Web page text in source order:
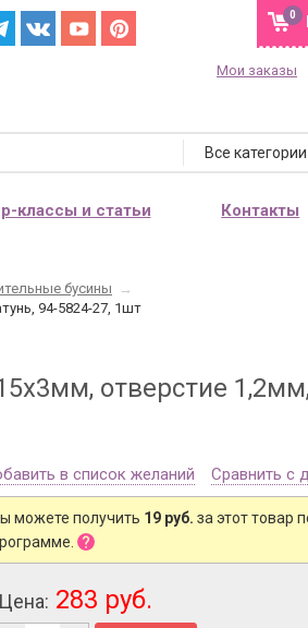
0
Мои заказы
Все категории
классы и статьи Контакты
бусины
→
94-5824-27, 1шт
отверстие
в список желаний Сравнить с
можете получить 19 руб. за этот товар
Цена: 283 руб.